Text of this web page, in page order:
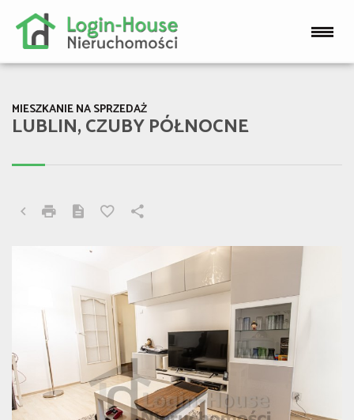
LUBLIN, CZUBY PÓŁNOCNE
MIESZKANIE NA SPRZEDAŻ